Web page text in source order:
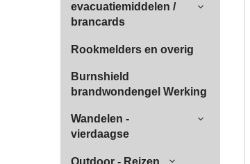
evacuatiemiddelen /
brancards
Rookmelders en overig
Burnshield
brandwondengel Werking
Wandelen -
vierdaagse
Outdoor - Reizen